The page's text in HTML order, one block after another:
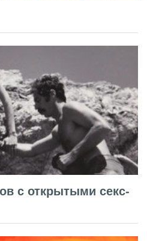
с открытыми секс-